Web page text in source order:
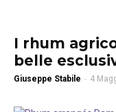
I rhum
belle
Giuseppe Stabile - 4